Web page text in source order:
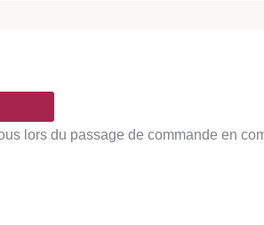
lors du passage de commande en